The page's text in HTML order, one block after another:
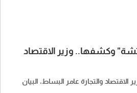
وكشفها.. وزير الاقتصاد
والتجارة عامر البساط، البيان